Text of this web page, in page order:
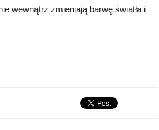
wewnątrz zmieniają barwę światła i